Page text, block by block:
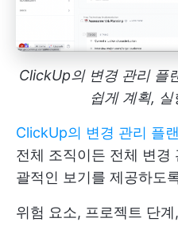
ClickUp의 변경 관리 플
쉽게 계획,
ClickUp의 변경 관리 플
전체 조직이든 전체 변경
괄적인 보기를 제공하도
위험 요소, 프로젝트 단